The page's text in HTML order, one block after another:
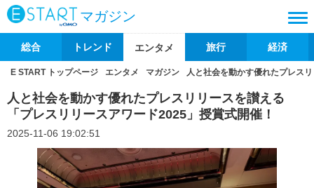
マガジン
総合 トレンド エンタメ 旅行 経済
E START トップページ エンタメ マガジン 人と社会を動かす優れたプレス
人と社会を動かす優れたプレスリリースを讃える
「プレスリリースアワード2025」授賞式開催！
2025-11-06 19:02:51